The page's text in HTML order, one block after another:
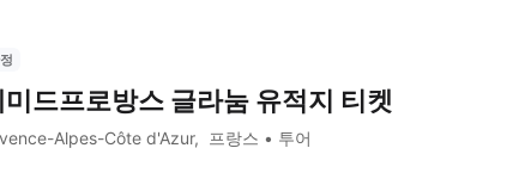
드프로방스 글라눔 유적지 티켓
Alpes-Côte d'Azur 프랑스 투어